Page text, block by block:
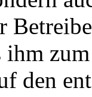
ihm
den